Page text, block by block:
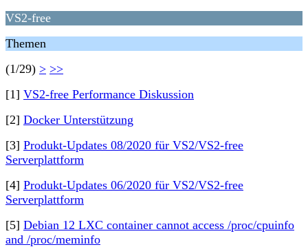
VS2-free
Themen
(1/29) > >>
[1] VS2-free Performance Diskussion
[2] Docker Unterstützung
[3] Produkt-Updates 08/2020 für VS2/VS2-free
Serverplattform
[4] Produkt-Updates 06/2020 für VS2/VS2-free
Serverplattform
[5] Debian 12 LXC container cannot access /proc/cpuinfo
and /proc/meminfo